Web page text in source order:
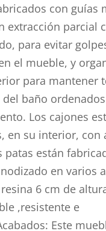
con guías
extracción parcial
para evitar
el mueble, y
para mantener
baño
Los cajones
en su interior, con
patas están
en varios
6 cm de
,resistente e
Este